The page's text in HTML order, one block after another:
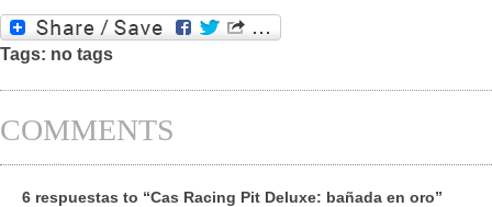
Tags: no tags
COMMENTS
6 respuestas to “Cas Racing Pit Deluxe: bañada en oro”